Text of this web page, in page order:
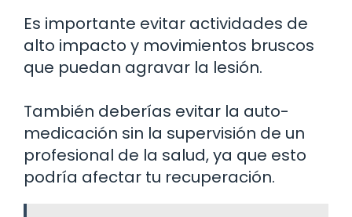
Es importante evitar actividades de
alto impacto y movimientos bruscos
que puedan agravar la lesión.
También deberías evitar la auto-
medicación sin la supervisión de un
profesional de la salud, ya que esto
podría afectar tu recuperación.